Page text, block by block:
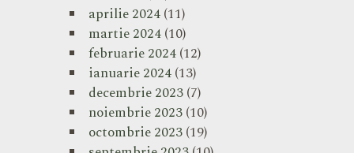
aprilie 2024(11)
martie 2024(10)
februarie 2024(12)
ianuarie 2024(13)
decembrie 2023(7)
noiembrie 2023(10)
octombrie 2023(19)